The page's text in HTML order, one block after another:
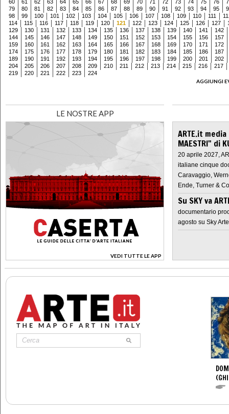
60 61 62 63 64 65 66 67 68 69 70 71 72 73 74 75 76
79
80 81 82 83 84 85 86 87 88 89 90 91 92 93 94 95
98
99 100 101 102 103 104 105 106 107 108 109 110 111
114
115 116 117 118 119 120 121 122 123 124 125 126 127
129
130 131 132 133 134 135 136 137 138 139 140 141
142
144
145 146 147 148 149 150 151 152 153 154 155 156
157
159
160 161 162 163 164 165 166 167 168 169 170 171
172
174
175 176 177 178 179 180 181 182 183 184 185 186
187
189
190 191 192 193 194 195 196 197 198 199 200 201
202
204
205 206 207 208 209 210 211 212 213 214 215 216
217
219
220 221 222 223
224
AGGIUNGI
LE NOSTRE APP
VEDI TUTTE LE APP
>
ARTE.it
MAESTRI" di
20 aprile 2027,
italiane cinque
Caravaggio,
Ende, Turner &
Su SKY va
documentario
agosto su Sky Arte